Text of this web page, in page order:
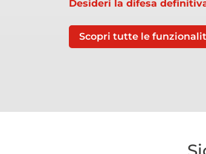
Desideri la difesa
Scopri tutte le